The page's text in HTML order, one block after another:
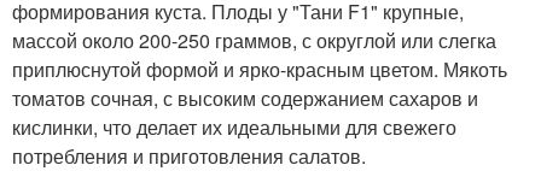
формирования куста. Плоды у "Тани F1" крупные,
массой около 200-250 граммов, с округлой или слегка
приплюснутой формой и ярко-красным цветом. Мякоть
томатов сочная, с высоким содержанием сахаров и
кислинки, что делает их идеальными для свежего
потребления и приготовления салатов.